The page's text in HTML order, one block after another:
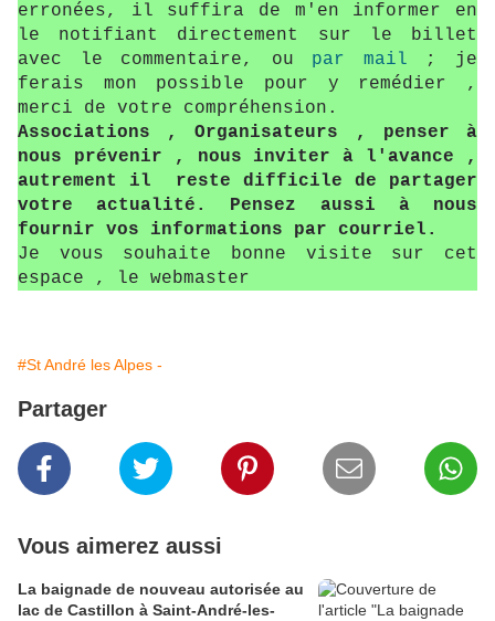
erronées, il suffira de m'en informer en
le notifiant directement sur le billet
avec le commentaire, ou par mail ; je
ferais mon possible pour y remédier ,
merci de votre compréhension.
Associations , Organisateurs , penser à
nous prévenir , nous inviter à l'avance ,
autrement il reste difficile de partager
votre actualité. Pensez aussi à nous
fournir vos informations par courriel.
Je vous souhaite bonne visite sur cet
espace , le webmaster
#St André les Alpes -
Partager
Vous aimerez aussi
La baignade de nouveau autorisée au
lac de Castillon à Saint-André-les-